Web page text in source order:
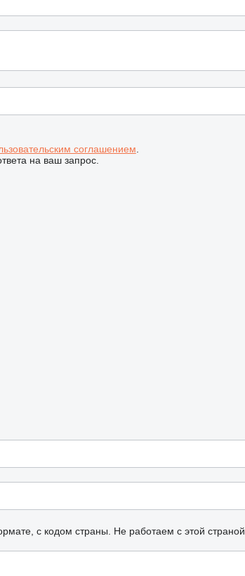
соглашением
на ваш запрос.
с кодом страны. Не работаем с этой страной